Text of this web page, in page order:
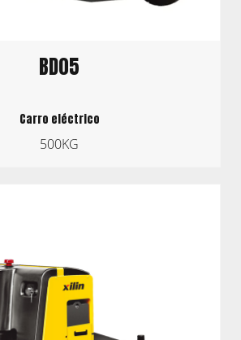
BD05
Carro eléctrico
500KG